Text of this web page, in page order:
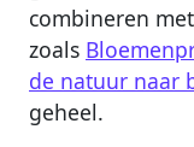
combineren
zoals
de natuur naar
geheel.